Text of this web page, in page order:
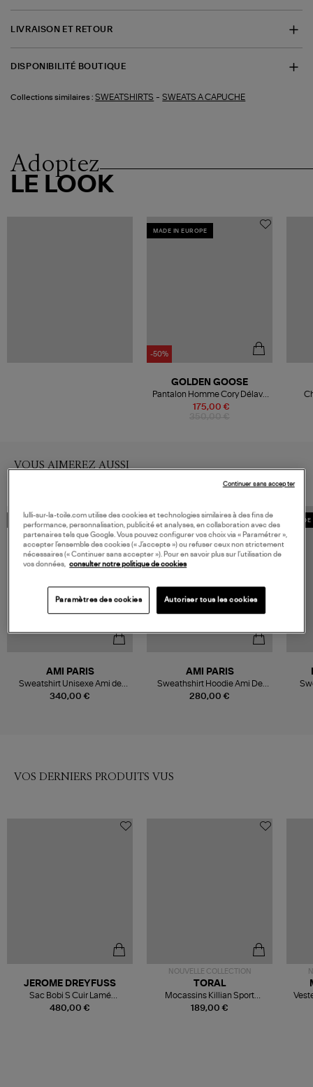
LIVRAISON ET RETOUR
DISPONIBILITÉ BOUTIQUE
Collections similaires : SWEATSHIRTS -SWEATS A CAPUCHE
Adoptez
LE LOOK
MADE IN EUROPE
-50%
175,00 €
GOLDEN GOOSE
Pantalon Homme Cory Délavé
Noir
VOUS AIMEREZ AUSSI
MADE IN EUROPE
340,00 €
AMI PARIS
Sweatshirt Unisexe Ami de
Cœur Gris Cendre Chiné
MADE IN EUROPE
280,00 €
AMI PARIS
Sweathshirt Hoodie Ami De
Coeur Gris
VOS DERNIERS PRODUITS VUS
480,00 €
JEROME DREYFUSS
Sac Bobi S Cuir Lamé
Champagne
NOUVELLE COLLECTION
189,00 €
TORAL
Mocassins Killian Sport
Mousse
lulli-sur-la-toile.com utilise des cookies et technologies similaires à des fins de
performance, personnalisation, publicité et analyses, en collaboration avec des
partenaires tels que Google. Vous pouvez configurer vos choix via « Paramétrer »,
accepter l’ensemble des cookies (« J’accepte ») ou refuser ceux non strictement
nécessaires (« Continuer sans accepter »). Pour en savoir plus sur l’utilisation de
vos données,
consulter notre politique de cookies
Paramètres des cookies Autoriser tous les cookies
Continuer sans accepter